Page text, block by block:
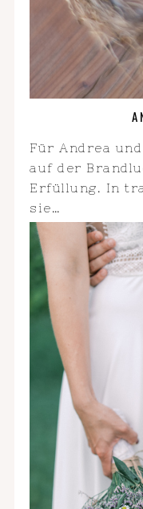
Für Andrea
auf der
Erfüllung. In
sie…